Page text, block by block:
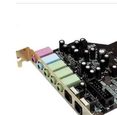
Palit
Pegatron